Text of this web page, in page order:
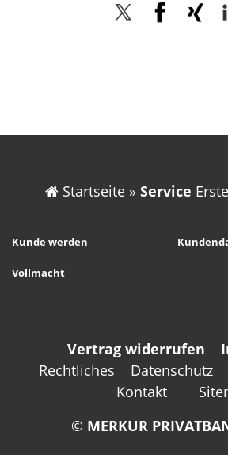
Startseite » Service
Kunde werden
Vollmacht
Vertrag widerrufen
Rechtliches
Datenschutz
Kontakt
© MERKUR